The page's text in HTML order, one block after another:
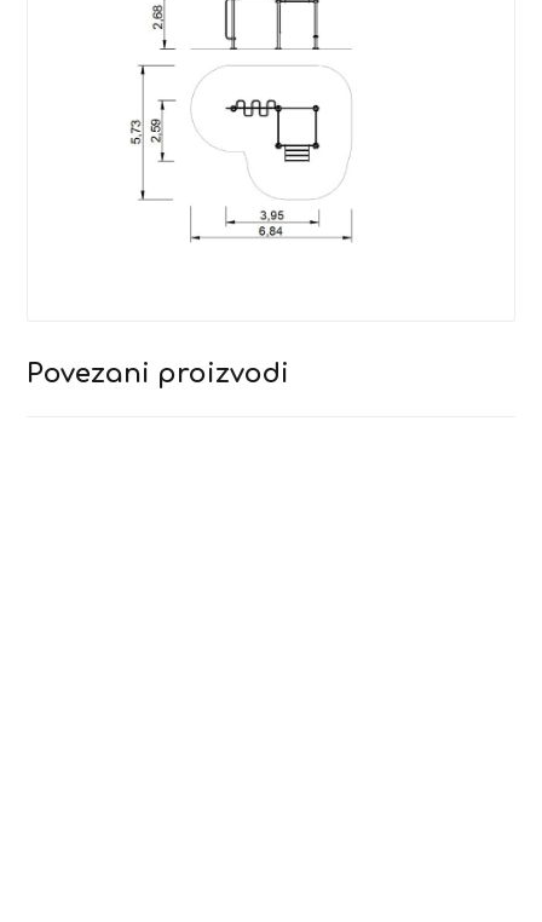
Povezani proizvodi